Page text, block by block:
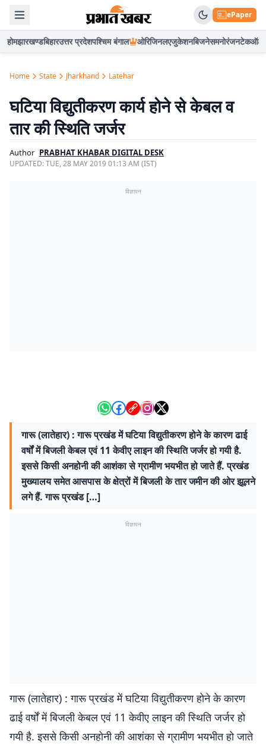
ePaper
होमझारखण्डबिहारउत्तर प्रदेशपश्चिम बंगाल ओरिजिनलएजुकेशनबिजनेसमनोरंजनटेकऑटो
Home State Jharkhand Latehar
घटिया विद्युतीकरण कार्य होने से केबल व
तार की स्थिति जर्जर
Author PRABHAT KHABAR DIGITAL DESK
UPDATED:TUE, 28 MAY 2019 01:13 AM (IST)
विज्ञापन
गारू (लातेहार) : गारू प्रखंड में घटिया विद्युतीकरण होने के कारण ढाई
वर्षों में बिजली केबल एवं 11 केवीए लाइन की स्थिति जर्जर हो गयी है.
इससे किसी अनहोनी की आशंका से ग्रामीण भयभीत हो जाते हैं. प्रखंड
मुख्यालय समेत आसपास के क्षेत्रों में बिजली के तार जमीन की ओर झूलने
लगे हैं. गारू प्रखंड […]
विज्ञापन
गारू (लातेहार) : गारू प्रखंड में घटिया विद्युतीकरण होने के कारण
ढाई वर्षों में बिजली केबल एवं 11 केवीए लाइन की स्थिति जर्जर हो
गयी है. इससे किसी अनहोनी की आशंका से ग्रामीण भयभीत हो जाते